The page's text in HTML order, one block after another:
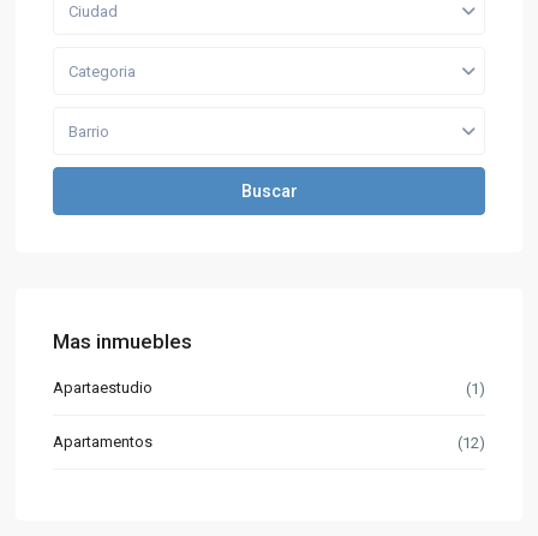
Ciudad
Categoria
Barrio
Buscar
Mas inmuebles
Apartaestudio (1)
Apartamentos (12)